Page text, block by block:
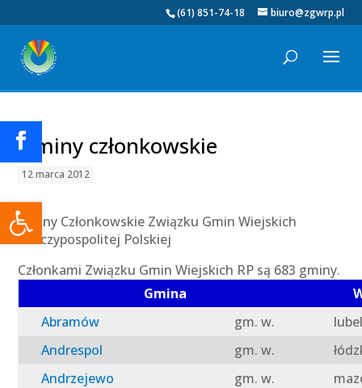
Otwórz pasek narzędzi
(61) 851-74-18 biuro@zgwrp.pl
Gminy członkowskie
12 marca 2012
Gminy Członkowskie Związku Gmin Wiejskich
Rzeczypospolitej Polskiej
Członkami Związku Gmin Wiejskich RP są 683 gminy.
Gmina
Abramów
gm. w.
Andrespol
gm. w.
Andrzejewo
gm. w.